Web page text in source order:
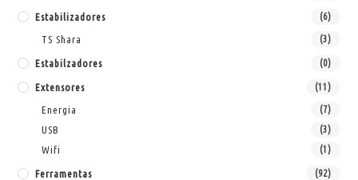
Estabilizadores (6)
TS Shara (3)
Estabilzadores (0)
Extensores (11)
Energia (7)
USB (3)
Wifi (1)
Ferramentas (92)